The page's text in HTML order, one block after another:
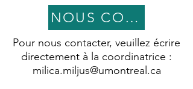
NOUS CONTACTER
Pour nous contacter, veuillez écrire
directement à la coordinatrice :
milica.miljus@umontreal.ca